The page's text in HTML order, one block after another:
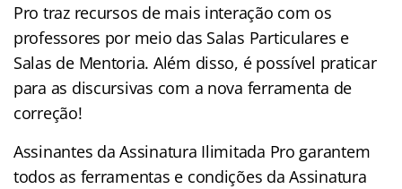
Pro traz recursos de mais interação com os
professores por meio das Salas Particulares e
Salas de Mentoria. Além disso, é possível praticar
para as discursivas com a nova ferramenta de
correção!
Assinantes da Assinatura Ilimitada Pro garantem
todos as ferramentas e condições da Assinatura